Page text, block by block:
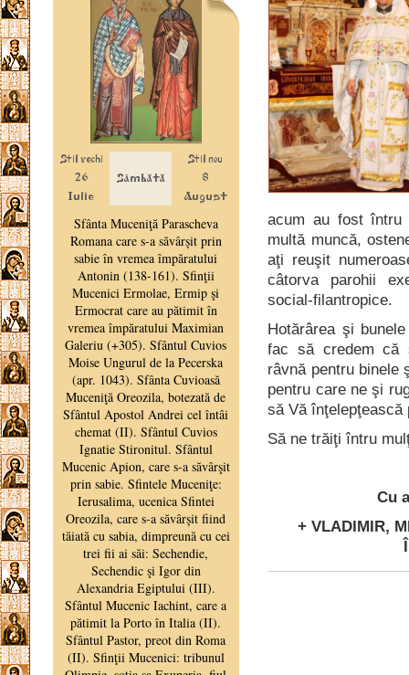
acum au fost întru
multă muncă,
aţi reuşit
câtorva parohii
social-filantropice.
Hotărârea şi
fac să credem că
râvnă pentru binele
pentru care ne şi
să Vă
Să ne trăiţi întru
Cu
+ VLADIMIR,